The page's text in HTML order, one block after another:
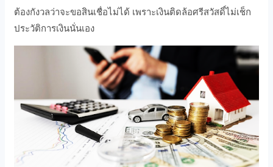
ต้องกังวลว่าจะขอสินเชื่อไม่ได้ เพราะเงินติดล้อศรีสวัสดิ์ไม่เช็ก
ประวัติการเงินนั่นเอง